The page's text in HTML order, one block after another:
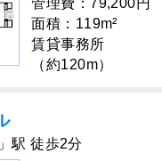
管理費：79,200円
面積：119m²
賃貸事務所
（約120m）
駅 徒歩2分